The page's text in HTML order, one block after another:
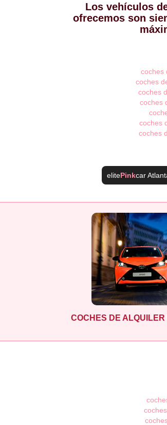
Los vehículos
ofrecemos son
coches
coches
coches
coches
coches
coches
elitePinkcar
COCHES DE ALQUILER